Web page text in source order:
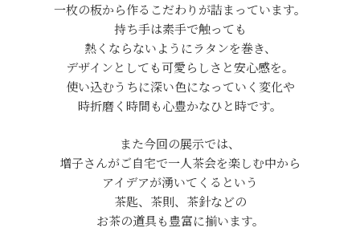
一枚の板から作るこだわりが詰まっています。
持ち手は素手で触っても
熱くならないようにラタンを巻き、
デザインとしても可愛らしさと安心感を。
使い込むうちに深い色になっていく変化や
時折磨く時間も心豊かなひと時です。
また今回の展示では、
増子さんがご自宅で一人茶会を楽しむ中から
アイデアが湧いてくるという
茶匙、茶則、茶針などの
お茶の道具も豊富に揃います。